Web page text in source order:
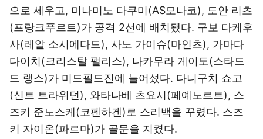
으로 세우고, 미나미노 다쿠미(AS모나코), 도안 리츠
(프랑크푸르트)가 공격 2선에 배치됐다. 구보 다케후
사(레알 소시에다드), 사노 가이슈(마인츠), 가마다
다이치(크리스탈 팰리스), 나카무라 게이토(스타드
드 랭스)가 미드필드진에 늘어섰다. 다니구치 쇼고
(신트 트라위던), 와타나베 츠요시(페예노르트), 스
즈키 준노스케(코펜하겐)로 스리백을 꾸렸다. 스즈
키 자이온(파르마)가 골문을 지켰다.